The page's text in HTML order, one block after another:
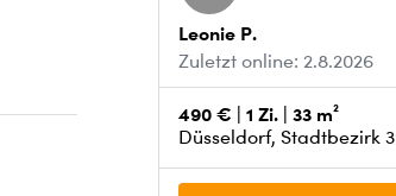
Leonie P.
Zuletzt online: 2.8.2026
490 € | 1 Zi. | 33 m²
Düsseldorf, Stadtbezirk 3